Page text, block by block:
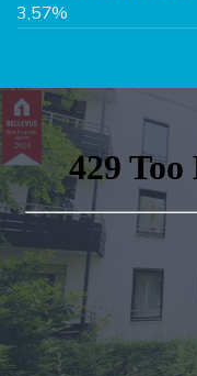
3,57%